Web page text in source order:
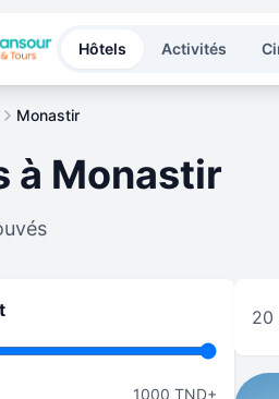
Hôtels Activités
Monastir
à Monastir
1000 TND+
20